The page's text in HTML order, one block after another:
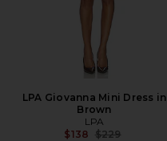
LPA Giovanna Mini Dress in
Brown
LPA
$138 Precio anterior:
$229